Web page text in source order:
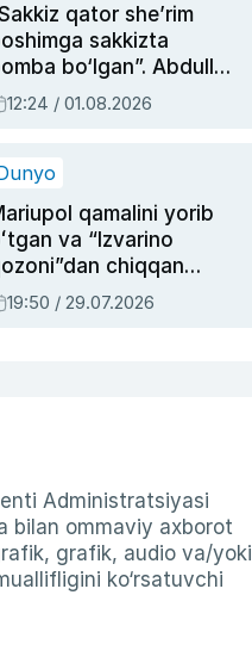
qator she’rim
sakkizta
bo‘lgan”. Abdulla
siyosiy
asrab
12:24 / 01.08.2026
qamalini yorib
va “Izvarino
chiqqan
— Ukraina
bosh
19:50 / 29.07.2026
Administratsiyasi
bilan ommaviy axborot
grafik, audio va/yoki
ko‘rsatuvchi